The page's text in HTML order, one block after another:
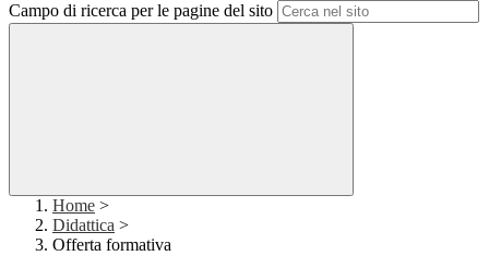
Campo di ricerca per le pagine del sito
Home >
Didattica >
Offerta formativa